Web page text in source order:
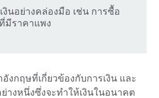
งินอย่างคล่องมือ เช่น การซื้อ
มีราคาแพง
งกฤษที่เกี่ยวข้องกับการเงิน และ
างหนึ่งซึ่งจะทำให้เงินในอนาคต